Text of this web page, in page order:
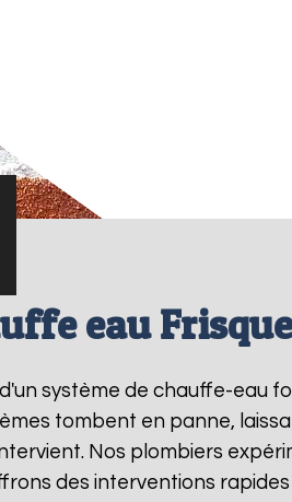
eau
système de chauffe-eau
tombent en panne,
Nos plombiers
des interventions